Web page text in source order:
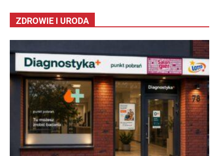
ZDROWIE I URODA